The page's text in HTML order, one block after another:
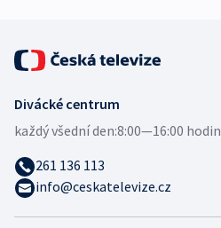
Divácké centrum
každý všední den:8:00—16:00 hodin
261 136 113
info@ceskatelevize.cz